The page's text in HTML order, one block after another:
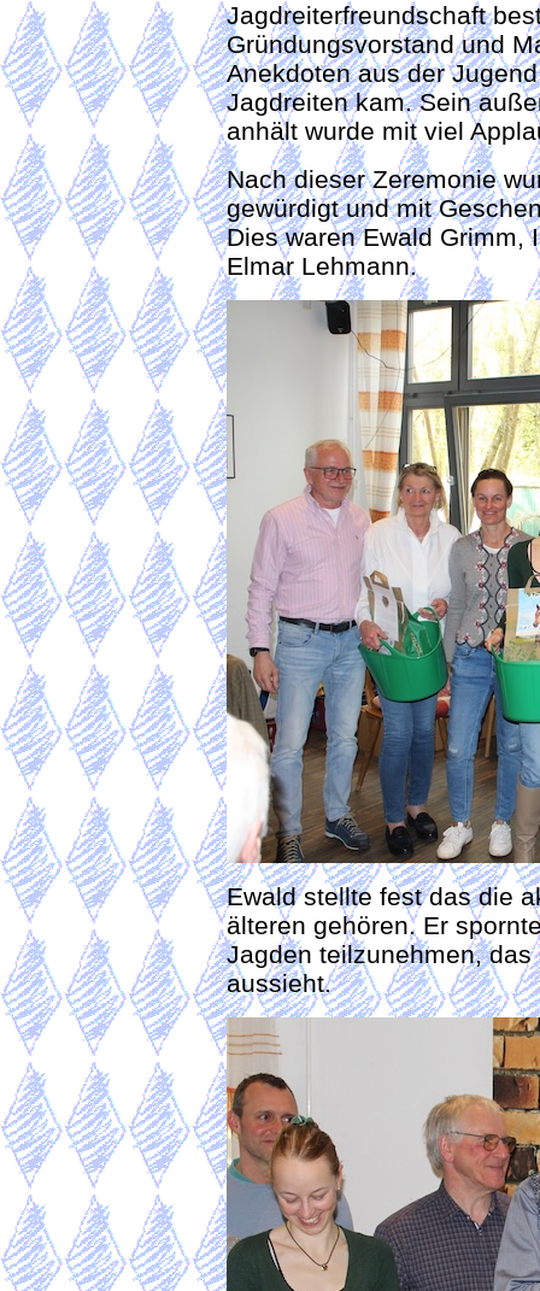
Jagdreiterfreundschaft
Gründungsvorstand und
Anekdoten aus der
Jagdreiten kam. Sein
anhält wurde mit viel
Nach dieser Zeremonie
gewürdigt und mit
Dies waren Ewald Grimm,
Elmar Lehmann.
Ewald stellte fest das die
älteren gehören. Er
Jagden teilzunehmen,
aussieht.